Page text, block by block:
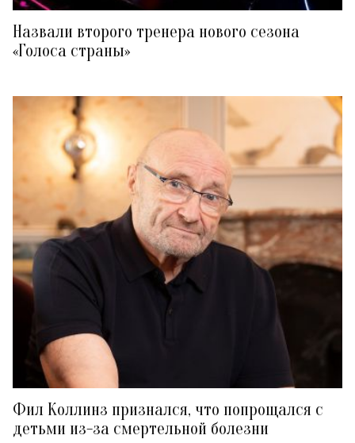
Назвали второго тренера нового сезона
«Голоса страны»
Фил Коллинз признался, что попрощался с
детьми из-за смертельной болезни